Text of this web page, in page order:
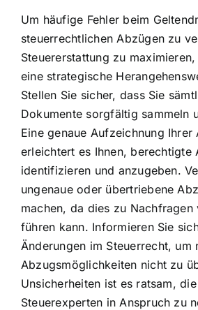
Um häufige Fehler beim
steuerrechtlichen Abzügen zu
Steuererstattung zu
eine strategische
Stellen Sie sicher, dass Sie
Dokumente sorgfältig sammeln
Eine genaue Aufzeichnung Ihrer
erleichtert es Ihnen, berechtigte
identifizieren und anzugeben.
ungenaue oder übertriebene
machen, da dies zu Nachfragen
führen kann. Informieren Sie
Änderungen im Steuerrecht, um
Abzugsmöglichkeiten nicht zu
Unsicherheiten ist es ratsam,
Steuerexperten in Anspruch zu